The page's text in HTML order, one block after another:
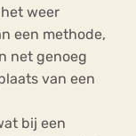
weer
een methode,
net genoeg
van een
bij een